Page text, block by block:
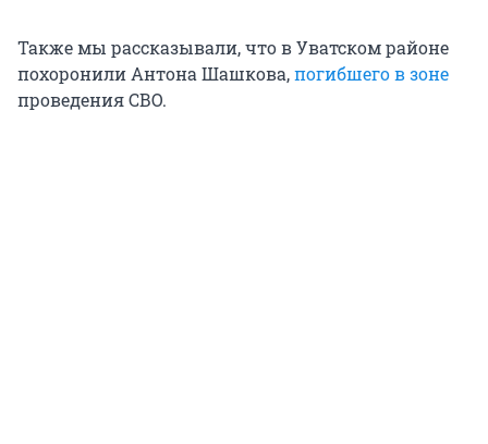
Также мы рассказывали, что в Уватском районе
похоронили Антона Шашкова,погибшего в зоне
проведения СВО.